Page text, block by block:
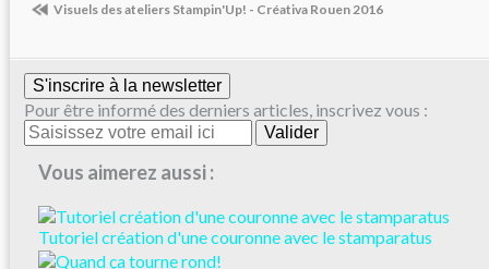
Visuels des ateliers Stampin'Up! - Créativa Rouen 2016
S'inscrire à la newsletter
Pour être informé des derniers articles, inscrivez vous :
Vous aimerez aussi :
Tutoriel création d'une couronne avec le stamparatus